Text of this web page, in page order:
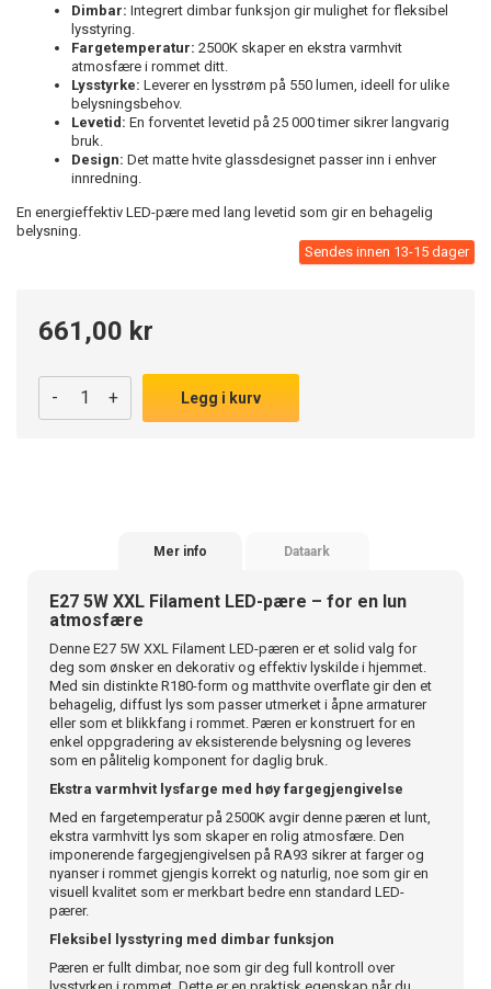
Dimbar: Integrert dimbar funksjon gir mulighet for fleksibel
lysstyring.
Fargetemperatur: 2500K skaper en ekstra varmhvit
atmosfære i rommet ditt.
Lysstyrke: Leverer en lysstrøm på 550 lumen, ideell for ulike
belysningsbehov.
Levetid: En forventet levetid på 25 000 timer sikrer langvarig
bruk.
Design: Det matte hvite glassdesignet passer inn i enhver
innredning.
En energieffektiv LED-pære med lang levetid som gir en behagelig
belysning.
Sendes innen 13-15 dager
661,00 kr
- + Legg i kurv
Mer info Dataark
E27 5W XXL Filament LED-pære – for en lun
atmosfære
Denne E27 5W XXL Filament LED-pæren er et solid valg for
deg som ønsker en dekorativ og effektiv lyskilde i hjemmet.
Med sin distinkte R180-form og matthvite overflate gir den et
behagelig, diffust lys som passer utmerket i åpne armaturer
eller som et blikkfang i rommet. Pæren er konstruert for en
enkel oppgradering av eksisterende belysning og leveres
som en pålitelig komponent for daglig bruk.
Ekstra varmhvit lysfarge med høy fargegjengivelse
Med en fargetemperatur på 2500K avgir denne pæren et lunt,
ekstra varmhvitt lys som skaper en rolig atmosfære. Den
imponerende fargegjengivelsen på RA93 sikrer at farger og
nyanser i rommet gjengis korrekt og naturlig, noe som gir en
visuell kvalitet som er merkbart bedre enn standard LED-
pærer.
Fleksibel lysstyring med dimbar funksjon
Pæren er fullt dimbar, noe som gir deg full kontroll over